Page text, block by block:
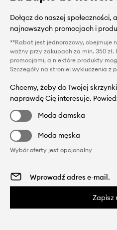
Dołącz do naszej
najnowszych promocjach i
**Rabat jest jednorazowy, obejmuje
ważny przy zakupach za min. 350
promocjami, a niektóre produkty
Szczegóły na stronie: wykluczenia z
Chcemy, żeby do Twojej
naprawdę Cię interesuje.
Moda damska
Moda męska
Wybór oferty jest opcjonalny
Zapisz